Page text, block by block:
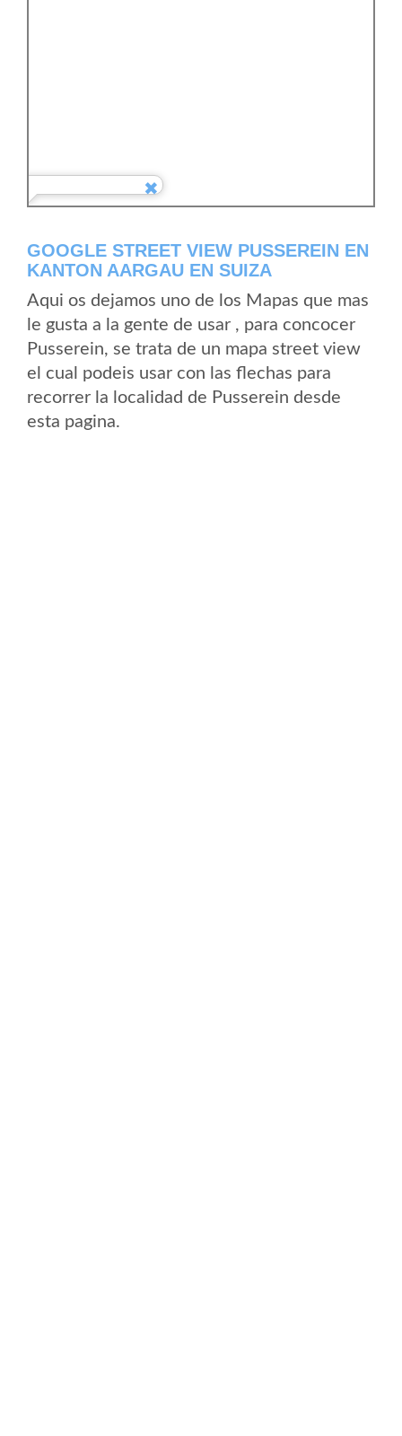
GOOGLE STREET VIEW PUSSEREIN EN
KANTON AARGAU EN SUIZA
Aqui os dejamos uno de los Mapas que mas
le gusta a la gente de usar , para concocer
Pusserein, se trata de un mapa street view
el cual podeis usar con las flechas para
recorrer la localidad de Pusserein desde
esta pagina.